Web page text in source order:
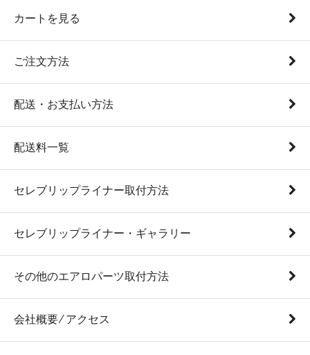
カートを見る
ご注文方法
配送・お支払い方法
配送料一覧
セレブリップライナー取付方法
セレブリップライナー・ギャラリー
その他のエアロパーツ取付方法
会社概要 ⁄ アクセス